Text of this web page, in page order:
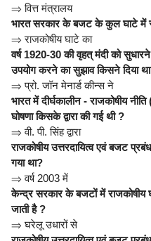
⇒ वित्त मंत्रालय
भारत सरकार के बजट के कुल घाटे में
⇒राजकोषीय घाटे का
वर्ष 1920-30 की वृहत् मंदी को
उपयोग करने का सुझाव किसने दिया
⇒प्रो. जॉन मेनार्ड कीन्स ने
भारत में दीर्घकालीन - राजकोषीय
घोषणा किसके द्वारा की गई थी ?
⇒ वी. पी. सिंह द्वारा
राजकोषीय उत्तरदायित्व एवं बजट
गया था?
⇒ वर्ष 2003 में
केन्द्र सरकार के बजटों में राजकोषीय
जाती है ?
⇒ घरेलू उधारों से